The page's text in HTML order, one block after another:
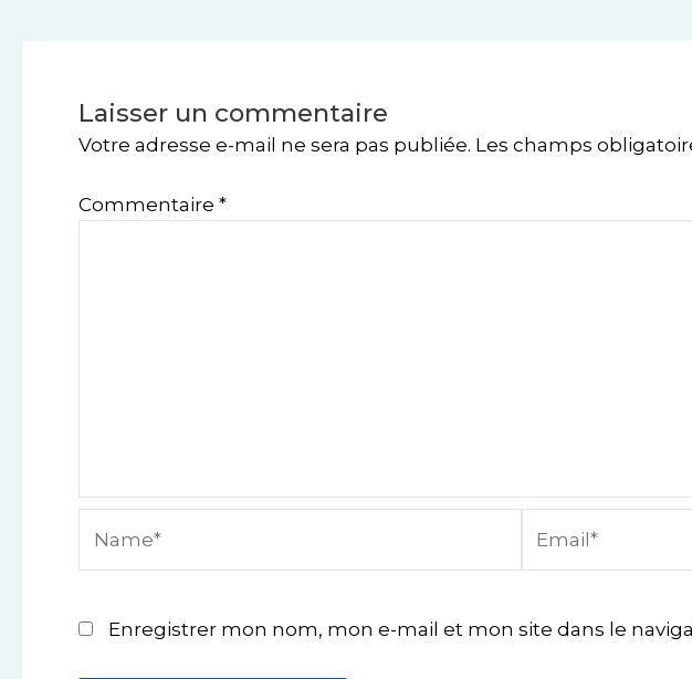
Laisser un commentaire
Votre adresse e-mail ne sera pas publiée. Les champs
Commentaire *
Enregistrer mon nom, mon e-mail et mon site dans le